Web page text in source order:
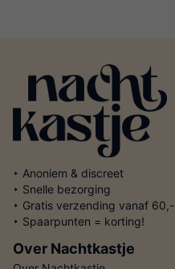
‣ Anoniem & discreet
‣ Snelle bezorging
‣ Gratis verzending vanaf 60,-
‣ Spaarpunten = korting!
Over Nachtkastje